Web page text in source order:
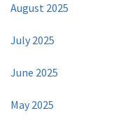
August 2025
July 2025
June 2025
May 2025